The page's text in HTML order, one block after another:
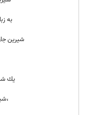
به
شیرین
یك